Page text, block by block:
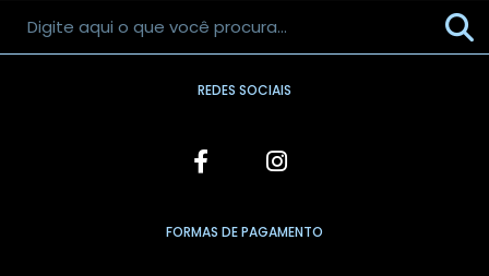
REDES SOCIAIS
FORMAS DE PAGAMENTO